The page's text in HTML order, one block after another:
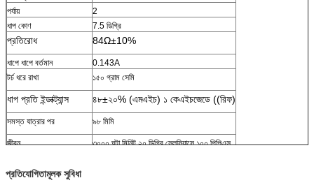
পর্যায়
2
ধাপ কোণ
7.5 ডিগ্রি
প্রতিরোধ 84Ω±10%
ধাপে ধাপে বর্তমান
0.143A
টর্চ ধরে রাখা
১৫০ গ্রাম সেমি
ধাপ প্রতি ইন্ডাক্ট্যান্স ৪৮±২০% (এমএইচ) ১ কেএইচজেডে ((রিফ)
সমস্ত যাত্রার পর ৯৮ মিমি
জীবন ৩০০০ ঘন্টা মিনিট ২০ ডিগ্রি সেলসিয়াসে ১০০ পিপিএস
স্টোরেজ তাপমাত্রা পরিসীমা
প্রতিযোগিতামূলক সুবিধা